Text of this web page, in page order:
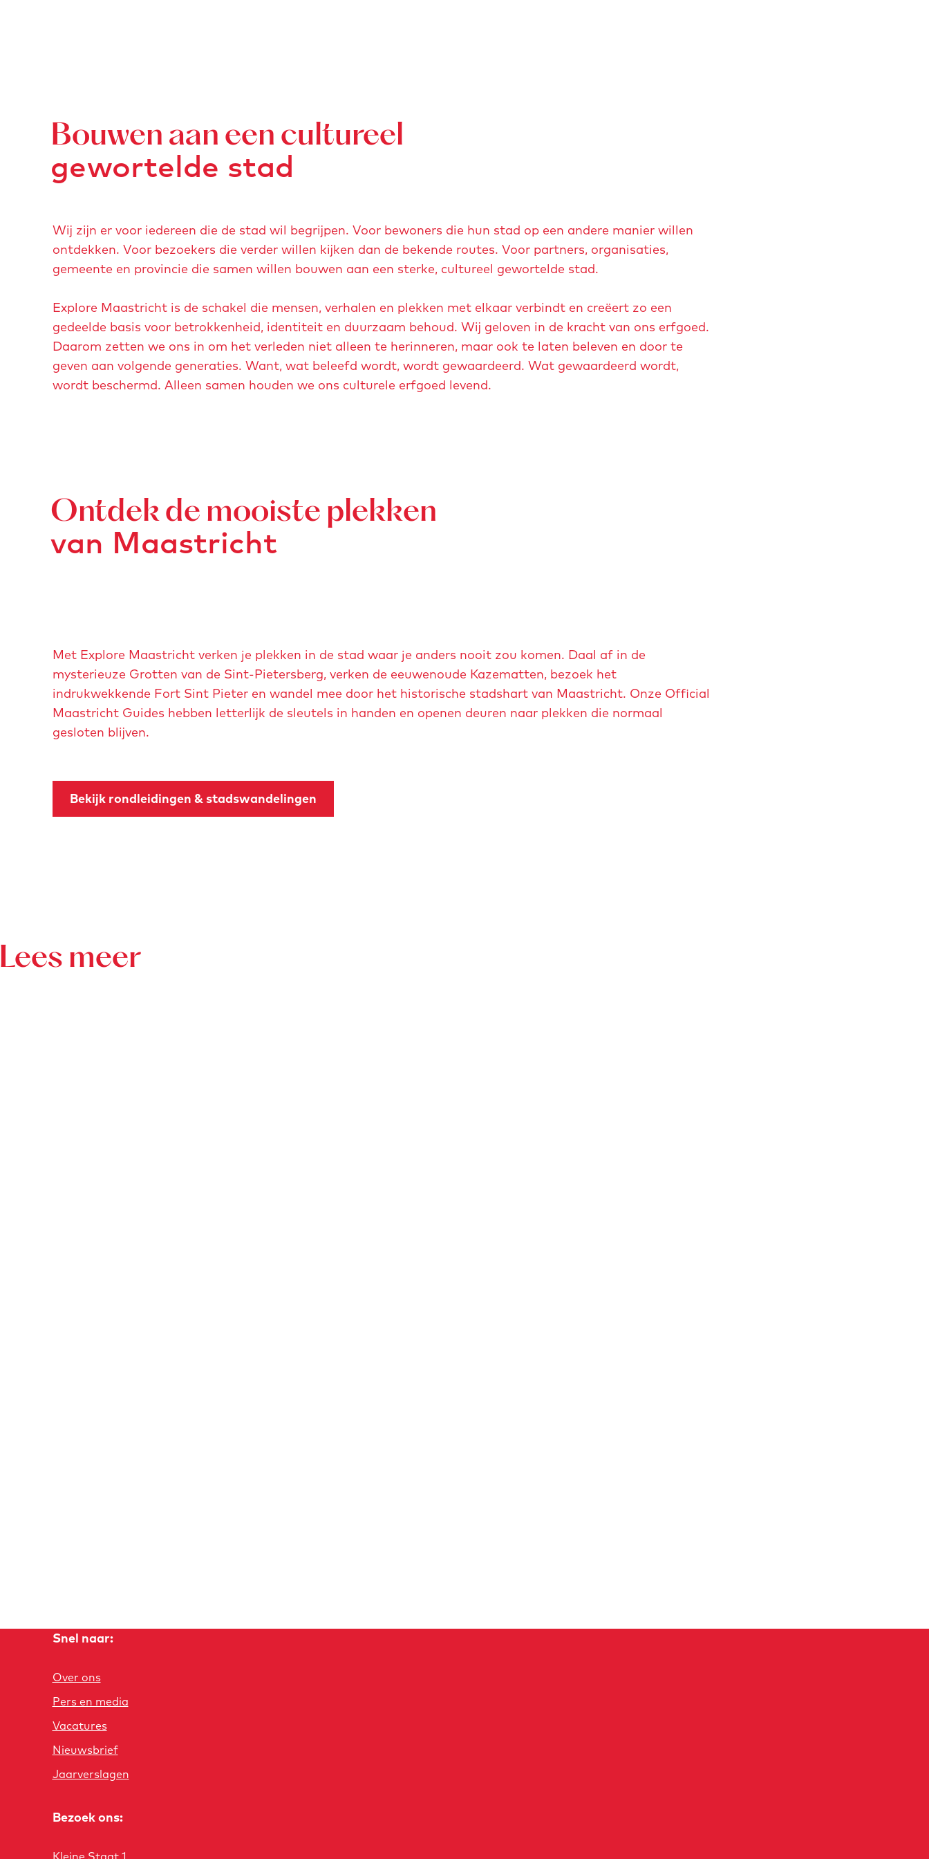
Bouwen aan een cultureel
gewortelde stad
Wij zijn er voor iedereen die de stad wil begrijpen. Voor bewoners die hun stad op een andere manier willen
ontdekken. Voor bezoekers die verder willen kijken dan de bekende routes. Voor partners, organisaties,
gemeente en provincie die samen willen bouwen aan een sterke, cultureel gewortelde stad.
Explore Maastricht is de schakel die mensen, verhalen en plekken met elkaar verbindt en creëert zo een
gedeelde basis voor betrokkenheid, identiteit en duurzaam behoud. Wij geloven in de kracht van ons erfgoed.
Daarom zetten we ons in om het verleden niet alleen te herinneren, maar ook te laten beleven en door te
geven aan volgende generaties. Want, wat beleefd wordt, wordt gewaardeerd. Wat gewaardeerd wordt,
wordt beschermd. Alleen samen houden we ons culturele erfgoed levend.
Ontdek de mooiste plekken
van Maastricht
Met Explore Maastricht verken je plekken in de stad waar je anders nooit zou komen. Daal af in de
mysterieuze Grotten van de Sint-Pietersberg, verken de eeuwenoude Kazematten, bezoek het
indrukwekkende Fort Sint Pieter en wandel mee door het historische stadshart van Maastricht. Onze Official
Maastricht Guides hebben letterlijk de sleutels in handen en openen deuren naar plekken die normaal
gesloten blijven.
Bekijk rondleidingen & stadswandelingen
meer
Snel naar:
Over ons
Pers en media
Vacatures
Nieuwsbrief
Jaarverslagen
Bezoek ons:
Kleine Staat 1